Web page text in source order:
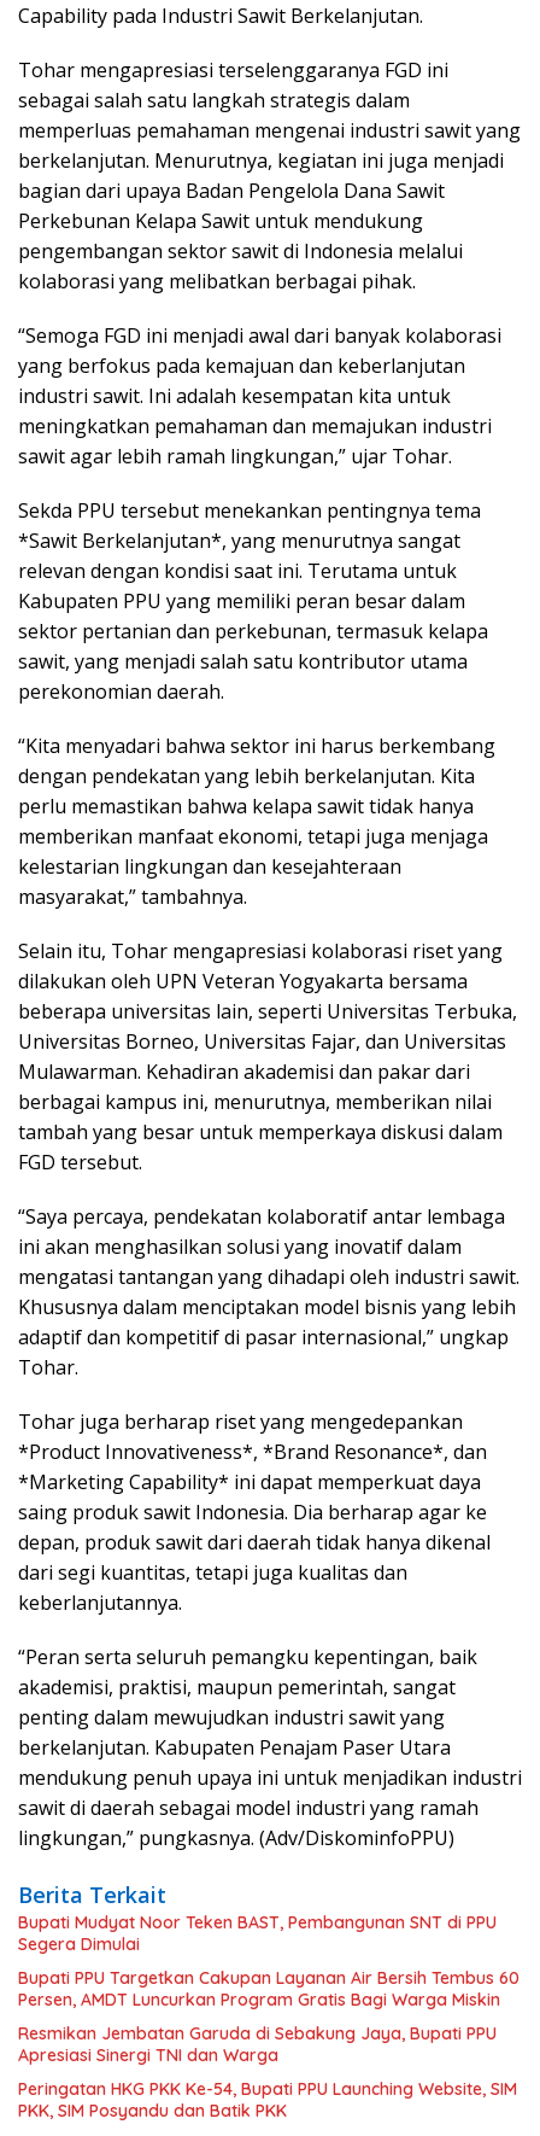
Capability pada Industri Sawit Berkelanjutan.
Tohar mengapresiasi terselenggaranya FGD ini
sebagai salah satu langkah strategis dalam
memperluas pemahaman mengenai industri sawit yang
berkelanjutan. Menurutnya, kegiatan ini juga menjadi
bagian dari upaya Badan Pengelola Dana Sawit
Perkebunan Kelapa Sawit untuk mendukung
pengembangan sektor sawit di Indonesia melalui
kolaborasi yang melibatkan berbagai pihak.
“Semoga FGD ini menjadi awal dari banyak kolaborasi
yang berfokus pada kemajuan dan keberlanjutan
industri sawit. Ini adalah kesempatan kita untuk
meningkatkan pemahaman dan memajukan industri
sawit agar lebih ramah lingkungan,” ujar Tohar.
Sekda PPU tersebut menekankan pentingnya tema
*Sawit Berkelanjutan*, yang menurutnya sangat
relevan dengan kondisi saat ini. Terutama untuk
Kabupaten PPU yang memiliki peran besar dalam
sektor pertanian dan perkebunan, termasuk kelapa
sawit, yang menjadi salah satu kontributor utama
perekonomian daerah.
“Kita menyadari bahwa sektor ini harus berkembang
dengan pendekatan yang lebih berkelanjutan. Kita
perlu memastikan bahwa kelapa sawit tidak hanya
memberikan manfaat ekonomi, tetapi juga menjaga
kelestarian lingkungan dan kesejahteraan
masyarakat,” tambahnya.
Selain itu, Tohar mengapresiasi kolaborasi riset yang
dilakukan oleh UPN Veteran Yogyakarta bersama
beberapa universitas lain, seperti Universitas Terbuka,
Universitas Borneo, Universitas Fajar, dan Universitas
Mulawarman. Kehadiran akademisi dan pakar dari
berbagai kampus ini, menurutnya, memberikan nilai
tambah yang besar untuk memperkaya diskusi dalam
FGD tersebut.
“Saya percaya, pendekatan kolaboratif antar lembaga
ini akan menghasilkan solusi yang inovatif dalam
mengatasi tantangan yang dihadapi oleh industri sawit.
Khususnya dalam menciptakan model bisnis yang lebih
adaptif dan kompetitif di pasar internasional,” ungkap
Tohar.
Tohar juga berharap riset yang mengedepankan
*Product Innovativeness*, *Brand Resonance*, dan
*Marketing Capability* ini dapat memperkuat daya
saing produk sawit Indonesia. Dia berharap agar ke
depan, produk sawit dari daerah tidak hanya dikenal
dari segi kuantitas, tetapi juga kualitas dan
keberlanjutannya.
“Peran serta seluruh pemangku kepentingan, baik
akademisi, praktisi, maupun pemerintah, sangat
penting dalam mewujudkan industri sawit yang
berkelanjutan. Kabupaten Penajam Paser Utara
mendukung penuh upaya ini untuk menjadikan industri
sawit di daerah sebagai model industri yang ramah
lingkungan,” pungkasnya. (Adv/DiskominfoPPU)
Berita Terkait
Bupati Mudyat Noor Teken BAST, Pembangunan SNT di PPU
Segera Dimulai
Bupati PPU Targetkan Cakupan Layanan Air Bersih Tembus 60
Persen, AMDT Luncurkan Program Gratis Bagi Warga Miskin
Resmikan Jembatan Garuda di Sebakung Jaya, Bupati PPU
Apresiasi Sinergi TNI dan Warga
Peringatan HKG PKK Ke-54, Bupati PPU Launching Website, SIM
PKK, SIM Posyandu dan Batik PKK